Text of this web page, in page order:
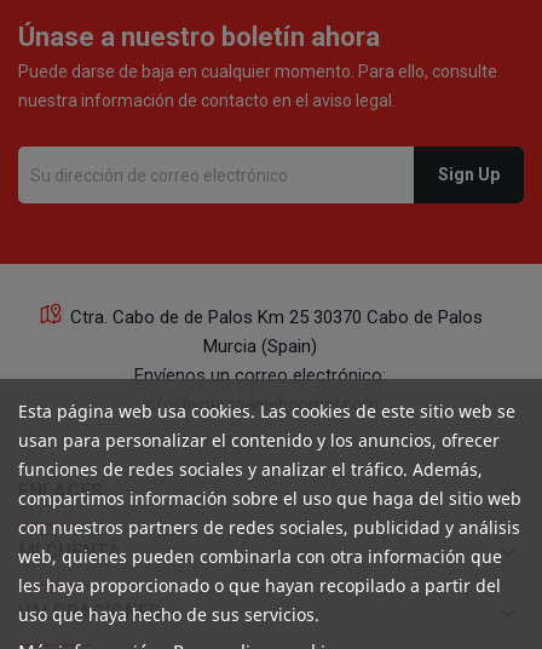
Únase a nuestro boletín ahora
Puede darse de baja en cualquier momento. Para ello, consulte
nuestra información de contacto en el aviso legal.
Ctra. Cabo de de Palos Km 25 30370 Cabo de Palos
Murcia (Spain)
Envíenos un correo electrónico:
info@yourspanishcorner.com
+34 647 29 98 21 de 9 a 14:30
ENLACES keyboard_arrow_down
MI CUENTA keyboard_arrow_down
VALORACIONES
Esta página web usa cookies. Las cookies de este sitio web se
usan para personalizar el contenido y los anuncios, ofrecer
funciones de redes sociales y analizar el tráfico. Además,
compartimos información sobre el uso que haga del sitio web
con nuestros partners de redes sociales, publicidad y análisis
web, quienes pueden combinarla con otra información que
les haya proporcionado o que hayan recopilado a partir del
uso que haya hecho de sus servicios.